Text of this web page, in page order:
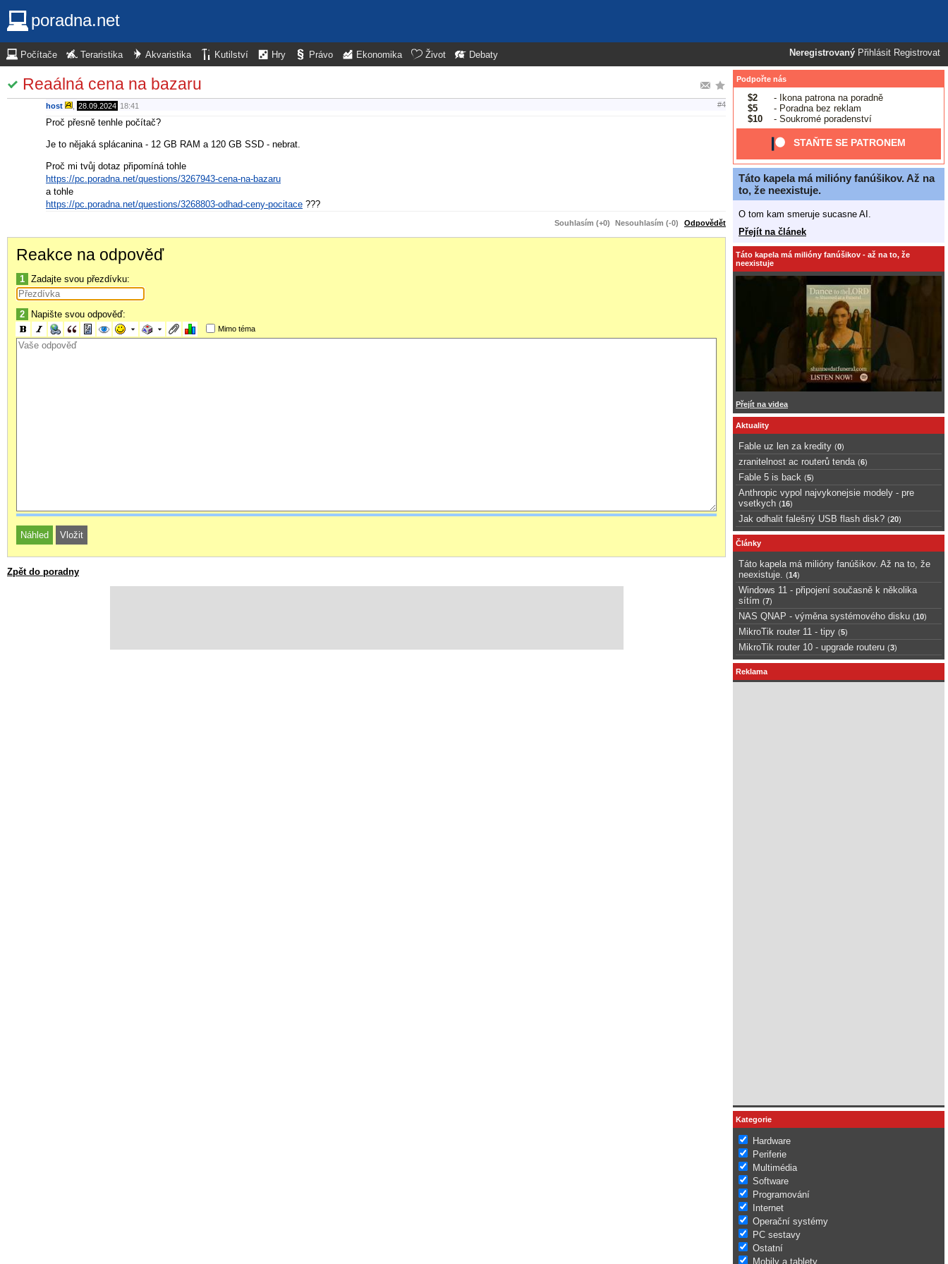
poradna.net
Neregistrovaný Přihlásit Registrovat
Počítače Teraristika Akvaristika Kutilství Hry Právo Ekonomika Život Debaty
Reaálná cena na bazaru
host 28.09.2024 18:41 #4
Proč přesně tenhle počítač?
Je to nějaká splácanina - 12 GB RAM a 120 GB SSD - nebrat.
Proč mi tvůj dotaz připomíná tohle
https://pc.poradna.net/questions/3267943-cena-na-bazaru
a tohle
https://pc.poradna.net/questions/3268803-odhad-ceny-pocitace ???
Souhlasím (+0) Nesouhlasím (-0) Odpovědět
Reakce na odpověď
1 Zadajte svou přezdívku:
2 Napište svou odpověď:
Mimo téma
Zpět do poradny
Podpořte nás
$2
- Ikona patrona na poradně
$5
- Poradna bez reklam
$10
- Soukromé poradenství
STAŇTE SE PATRONEM
Táto kapela má milióny fanúšikov. Až na
to, že neexistuje.
O tom kam smeruje sucasne AI.
Přejít na článek
Táto kapela má milióny fanúšikov - až na to, že
neexistuje
Přejít na videa
Aktuality
Fable uz len za kredity (0)
zranitelnost ac routerů tenda (6)
Fable 5 is back (5)
Anthropic vypol najvykonejsie modely - pre
vsetkych (16)
Jak odhalit falešný USB flash disk? (20)
Články
Táto kapela má milióny fanúšikov. Až na to, že
neexistuje.
(14)
Windows 11 - připojení současně k několika
sítím (7)
NAS QNAP - výměna systémového disku (10)
MikroTik router 11 - tipy (5)
MikroTik router 10 - upgrade routeru (3)
Reklama
Kategorie
Hardware
Periferie
Multimédia
Software
Programování
Internet
Operační systémy
PC sestavy
Ostatní
Mobily a tablety